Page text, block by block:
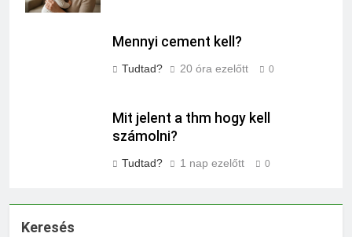
Mennyi cement kell?
Tudtad? 20 óra ezelőtt 0
Mit jelent a thm hogy kell
számolni?
Tudtad? 1 nap ezelőtt 0
Keresés